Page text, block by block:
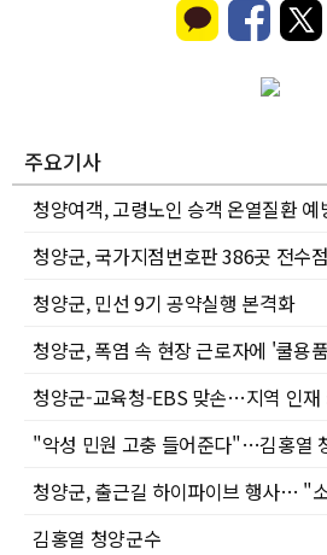
주요기사
청양여객, 고령노인 승객 온열질환
청양군, 국가지점번호판 386곳 전수
청양군, 민선 9기 공약실행 본격화
청양군, 폭염 속 현장 근로자에 '쿨용
김홍열 청양군수